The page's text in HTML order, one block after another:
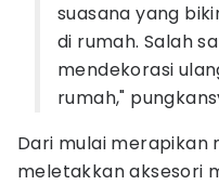
suasana yang
di rumah. Salah
mendekorasi
rumah,"
Dari mulai merapikan
meletakkan aksesori